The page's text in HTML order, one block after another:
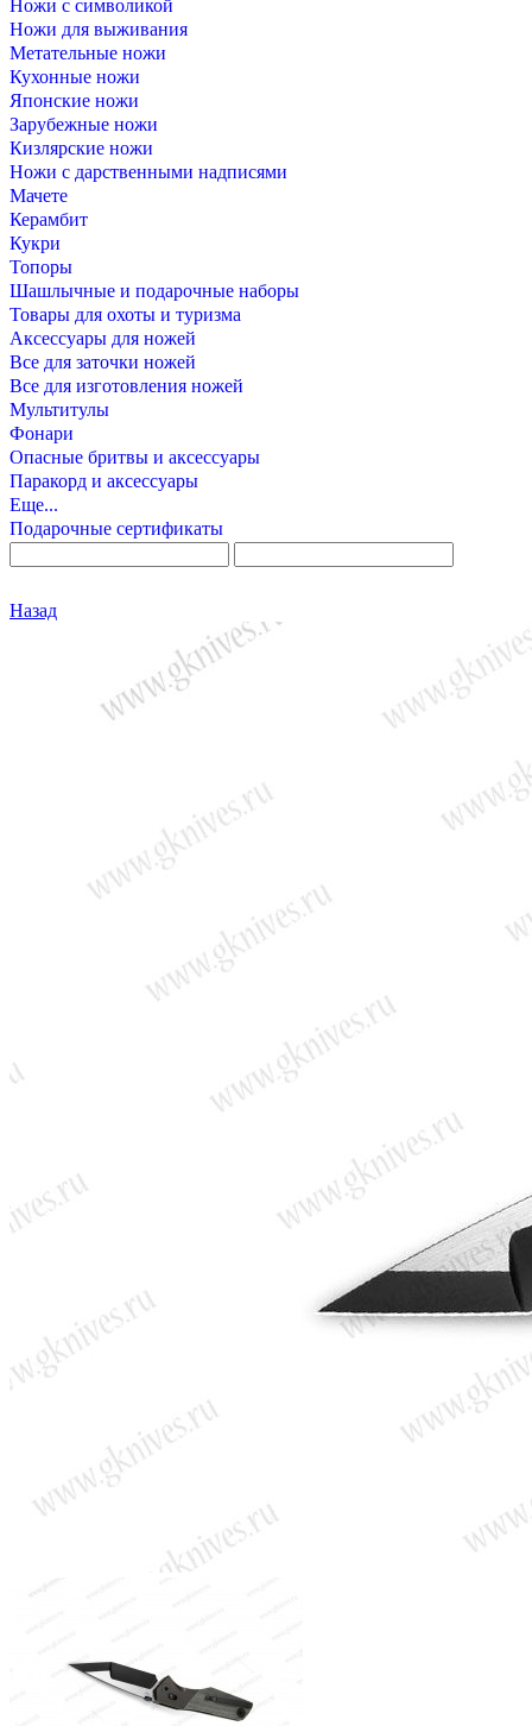
Ножи с символикой
Ножи для выживания
Метательные ножи
Кухонные ножи
Японские ножи
Зарубежные ножи
Кизлярские ножи
Ножи с дарственными надписями
Мачете
Керамбит
Кукри
Топоры
Шашлычные и подарочные наборы
Товары для охоты и туризма
Аксессуары для ножей
Все для заточки ножей
Все для изготовления ножей
Мультитулы
Фонари
Опасные бритвы и аксессуары
Паракорд и аксессуары
Еще...
Подарочные сертификаты
Назад